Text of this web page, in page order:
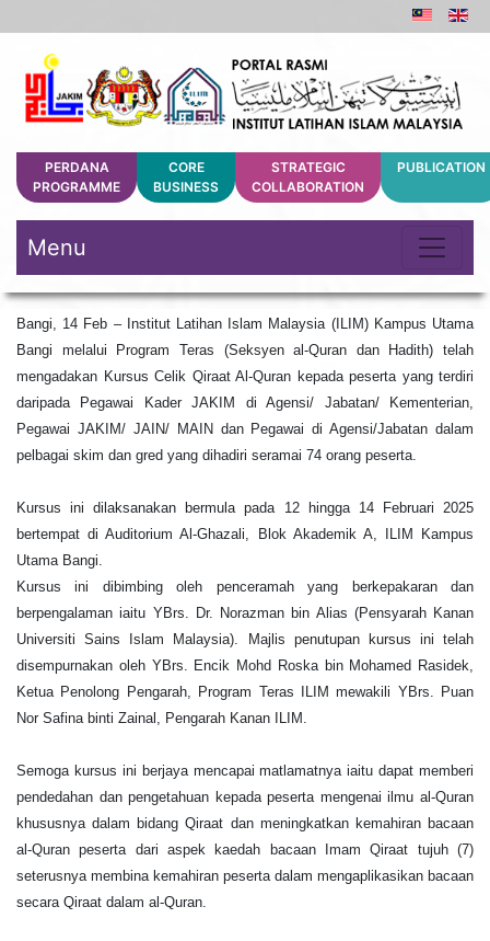
PERDANA
PROGRAMME
CORE
BUSINESS
STRATEGIC
COLLABORATION
PUBLICATION
Menu
Bangi, 14 Feb – Institut Latihan Islam Malaysia (ILIM) Kampus Utama
Bangi melalui Program Teras (Seksyen al-Quran dan Hadith) telah
mengadakan Kursus Celik Qiraat Al-Quran kepada peserta yang terdiri
daripada Pegawai Kader JAKIM di Agensi/ Jabatan/ Kementerian,
Pegawai JAKIM/ JAIN/ MAIN dan Pegawai di Agensi/Jabatan dalam
pelbagai skim dan gred yang dihadiri seramai 74 orang peserta.
Kursus ini dilaksanakan bermula pada 12 hingga 14 Februari 2025
bertempat di Auditorium Al-Ghazali, Blok Akademik A, ILIM Kampus
Utama Bangi.
Kursus ini dibimbing oleh penceramah yang berkepakaran dan
berpengalaman iaitu YBrs. Dr. Norazman bin Alias (Pensyarah Kanan
Universiti Sains Islam Malaysia). Majlis penutupan kursus ini telah
disempurnakan oleh YBrs. Encik Mohd Roska bin Mohamed Rasidek,
Ketua Penolong Pengarah, Program Teras ILIM mewakili YBrs. Puan
Nor Safina binti Zainal, Pengarah Kanan ILIM.
Semoga kursus ini berjaya mencapai matlamatnya iaitu dapat memberi
pendedahan dan pengetahuan kepada peserta mengenai ilmu al-Quran
khususnya dalam bidang Qiraat dan meningkatkan kemahiran bacaan
al-Quran peserta dari aspek kaedah bacaan Imam Qiraat tujuh (7)
seterusnya membina kemahiran peserta dalam mengaplikasikan bacaan
secara Qiraat dalam al-Quran.